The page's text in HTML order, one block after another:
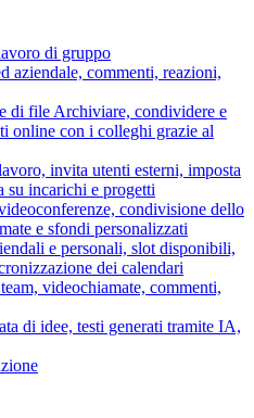
di gruppo
aziendale, commenti, reazioni,
di file Archiviare, condividere e
online con i colleghi grazie al
invita utenti esterni, imposta
su incarichi e progetti
condivisione dello
e sfondi personalizzati
e personali, slot disponibili,
dei calendari
videochiamate, commenti,
di idee, testi generati tramite IA,